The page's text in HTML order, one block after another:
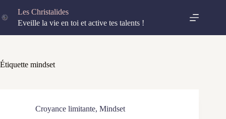
au
contenu
Les Christalides
Eveille la vie en toi et active tes talents !
Étiquette mindset
Croyance limitante, Mindset